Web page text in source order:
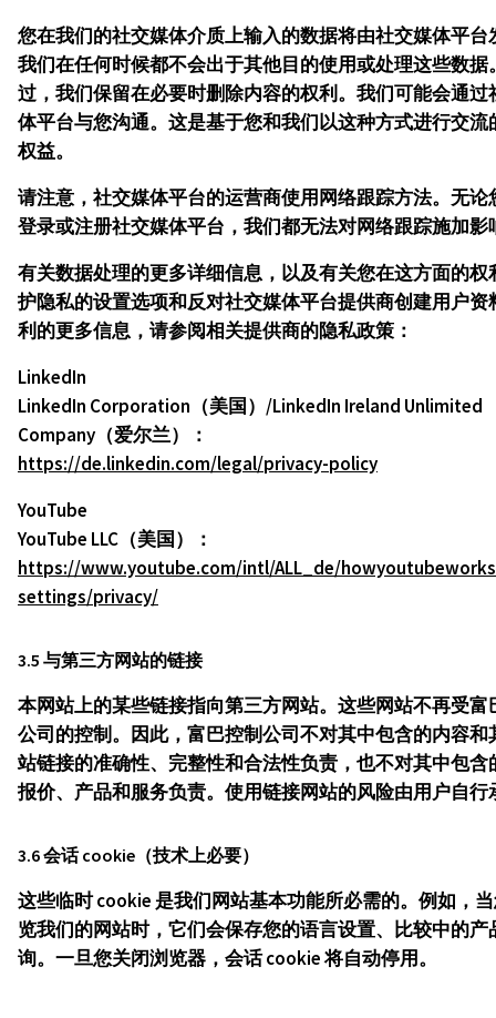
您在我们的社交媒体介质上输入的数据将由社交媒体平台
我们在任何时候都不会出于其他目的使用或处理这些数据
过，我们保留在必要时删除内容的权利。我们可能会通过
体平台与您沟通。这是基于您和我们以这种方式进行交流
权益。
请注意，社交媒体平台的运营商使用网络跟踪方法。无论
登录或注册社交媒体平台，我们都无法对网络跟踪施加影
有关数据处理的更多详细信息，以及有关您在这方面的权
护隐私的设置选项和反对社交媒体平台提供商创建用户资
利的更多信息，请参阅相关提供商的隐私政策：
LinkedIn
LinkedIn Corporation（美国）/LinkedIn Ireland Unlimited
Company（爱尔兰）：
https://de.linkedin.com/legal/privacy-policy
YouTube
YouTube LLC（美国）：
https://www.youtube.com/intl/ALL_de/
settings/privacy/
3.5 与第三方网站的链接
本网站上的某些链接指向第三方网站。这些网站不再受富
公司的控制。因此，富巴控制公司不对其中包含的内容和
站链接的准确性、完整性和合法性负责，也不对其中包含
报价、产品和服务负责。使用链接网站的风险由用户自行
3.6 会话 cookie（技术上必要）
这些临时 cookie 是我们网站基本功能所必需的。例如，
览我们的网站时，它们会保存您的语言设置、比较中的产
询。一旦您关闭浏览器，会话 cookie 将自动停用。